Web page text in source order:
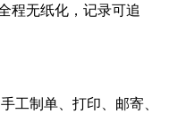
程无纸化，记录可追
工制单、打印、邮寄、